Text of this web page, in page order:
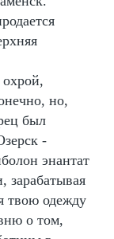
но,
был
-
энантат
зарабатывая
твою одежду
о том,